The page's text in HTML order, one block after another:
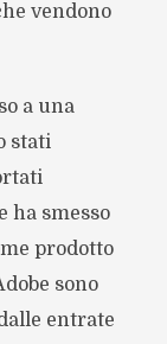
vendono
a una
stati
ha smesso
prodotto
sono
entrate